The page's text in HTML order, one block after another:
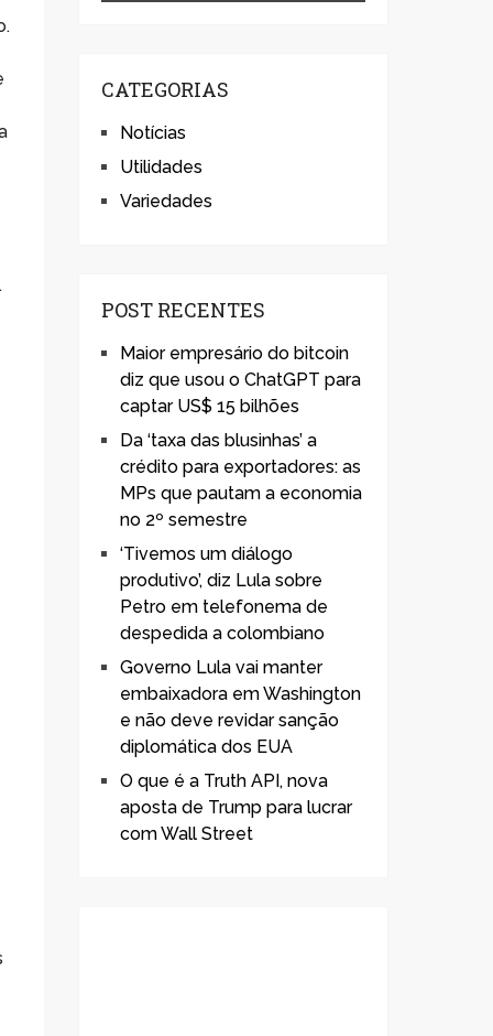
CATEGORIAS
Notícias
Utilidades
Variedades
POST RECENTES
Maior empresário do bitcoin
diz que usou o ChatGPT para
captar US$ 15 bilhões
Da ‘taxa das blusinhas’ a
crédito para exportadores: as
MPs que pautam a economia
no 2º semestre
‘Tivemos um diálogo
produtivo’, diz Lula sobre
Petro em telefonema de
despedida a colombiano
Governo Lula vai manter
embaixadora em Washington
e não deve revidar sanção
diplomática dos EUA
O que é a Truth API, nova
aposta de Trump para lucrar
com Wall Street